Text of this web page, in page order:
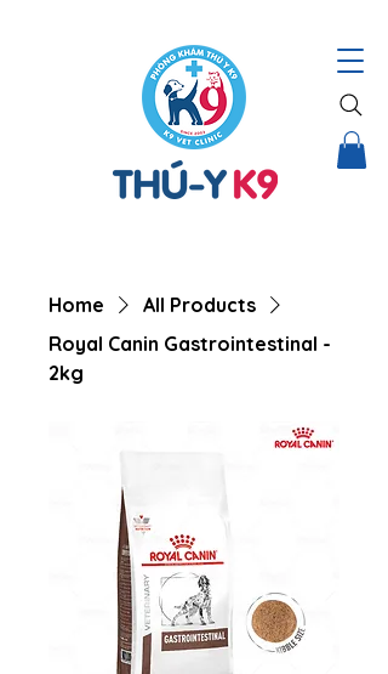
Home
All Products
Royal Canin Gastrointestinal -
2kg